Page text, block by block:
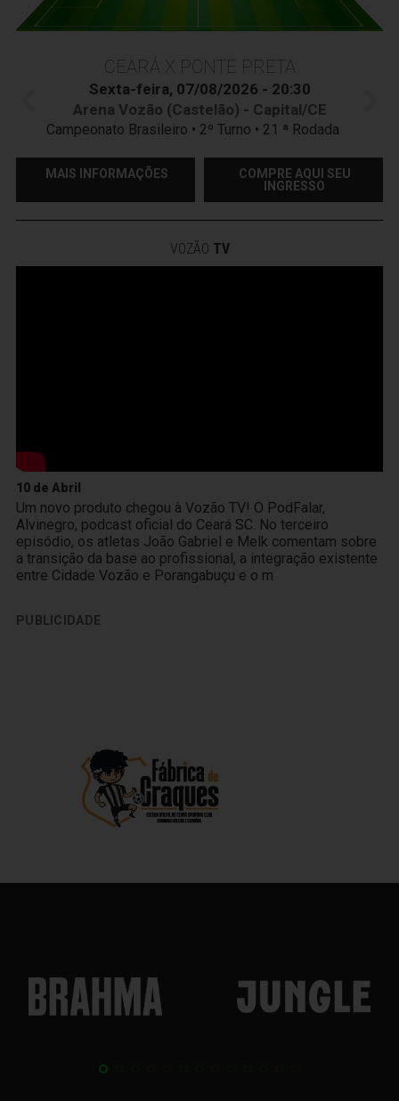
CEARÁ X PONTE PRETA
Sexta-feira, 07/08/2026 - 20:30
Arena Vozão (Castelão) - Capital/CE
Campeonato Brasileiro • 2º Turno • 21 ª Rodada
MAIS INFORMAÇÕES
COMPRE AQUI SEU
INGRESSO
VOZÃO TV
10 de Abril
Um novo produto chegou à Vozão TV! O PodFalar,
Alvinegro, podcast oficial do Ceará SC. No terceiro
episódio, os atletas João Gabriel e Melk comentam sobre
a transição da base ao profissional, a integração existente
entre Cidade Vozão e Porangabuçu e o m
PUBLICIDADE